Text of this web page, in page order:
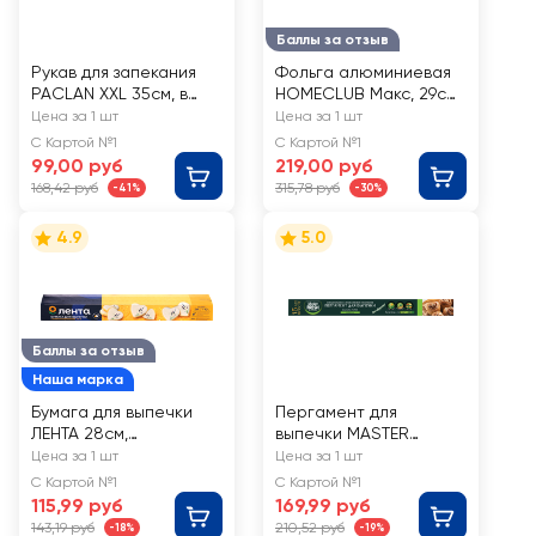
Рукав для запекания
PACLAN XXL 35см, в
коробке Арт. 5133207,
5м
Цена за 1 шт
С Картой №1
99,00 руб
168,42 руб -41%
Баллы за отзыв
Фольга алюминиевая
HOMECLUB Макс, 29см,
12 мкм, 20м
Цена за 1 шт
С Картой №1
219,00 руб
315,78 руб -30%
Баллы за отзыв
Наша марка
4.9
Бумага для выпечки
ЛЕНТА 28см,
силиконизированная,
10м
Цена за 1 шт
С Картой №1
115,99 руб
143,19 руб -18%
5.0
Пергамент для
выпечки MASTER
FRESH 38см,
европейский
силиконизированный,
5м
Цена за 1 шт
С Картой №1
169,99 руб
210,52 руб -19%